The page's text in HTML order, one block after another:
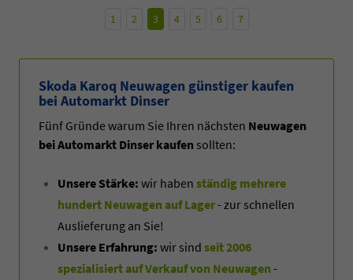
1 2 3 4 5 6 7
Skoda Karoq Neuwagen günstiger kaufen
bei Automarkt Dinser
Fünf Gründe warum Sie Ihren nächsten Neuwagen
bei Automarkt Dinser kaufen sollten:
Unsere Stärke: wir haben ständig mehrere
hundert Neuwagen auf Lager- zur schnellen
Auslieferung an Sie!
Unsere Erfahrung: wir sind seit 2006
spezialisiert auf Verkauf von Neuwagen -